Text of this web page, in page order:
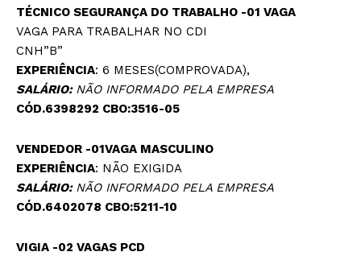
TÉCNICO SEGURANÇA DO TRABALHO -01 VAGA
VAGA PARA TRABALHAR NO CDI
CNH”B”
EXPERIÊNCIA: 6 MESES(COMPROVADA),
SALÁRIO: NÃO INFORMADO PELA EMPRESA
CÓD.6398292 CBO:3516-05
VENDEDOR -01VAGA MASCULINO
EXPERIÊNCIA: NÃO EXIGIDA
SALÁRIO: NÃO INFORMADO PELA EMPRESA
CÓD.6402078 CBO:5211-10
VIGIA -02 VAGAS PCD